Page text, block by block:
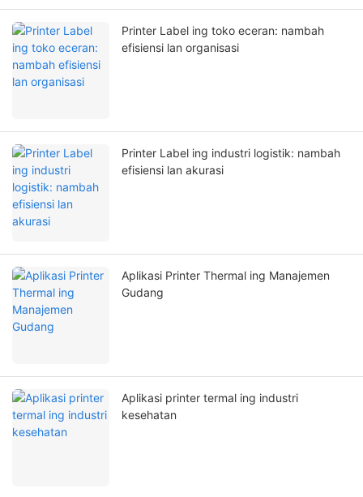
Printer Label ing toko eceran: nambah
efisiensi lan organisasi
Printer Label ing industri logistik: nambah
efisiensi lan akurasi
Aplikasi Printer Thermal ing Manajemen
Gudang
Aplikasi printer termal ing industri
kesehatan